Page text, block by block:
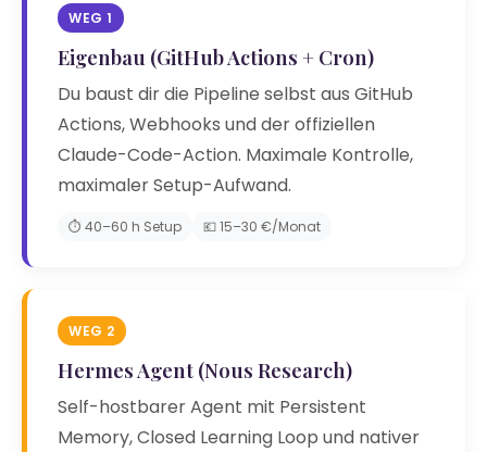
WEG 1
Eigenbau (GitHub Actions + Cron)
Du baust dir die Pipeline selbst aus GitHub
Actions, Webhooks und der offiziellen
Claude-Code-Action. Maximale Kontrolle,
maximaler Setup-Aufwand.
⏱️ 40–60 h Setup 💶 15–30 €/Monat
WEG 2
Hermes Agent (Nous Research)
Self-hostbarer Agent mit Persistent
Memory, Closed Learning Loop und nativer